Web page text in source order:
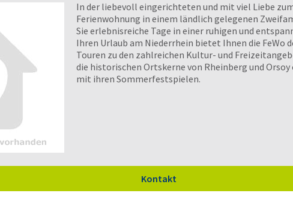
In der liebevoll eingerichteten und mit viel Liebe
Ferienwohnung in einem ländlich gelegenen
Sie erlebnisreiche Tage in einer ruhigen und
Ihren Urlaub am Niederrhein bietet Ihnen die FeWo
Touren zu den zahlreichen Kultur- und
die historischen Ortskerne von Rheinberg und
mit ihren Sommerfestspielen.
Kontakt